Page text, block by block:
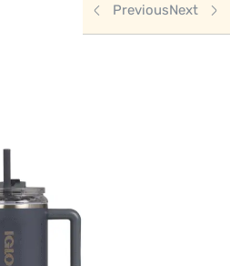
PreviousNext
Log In
an account